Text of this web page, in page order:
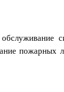
пожарных